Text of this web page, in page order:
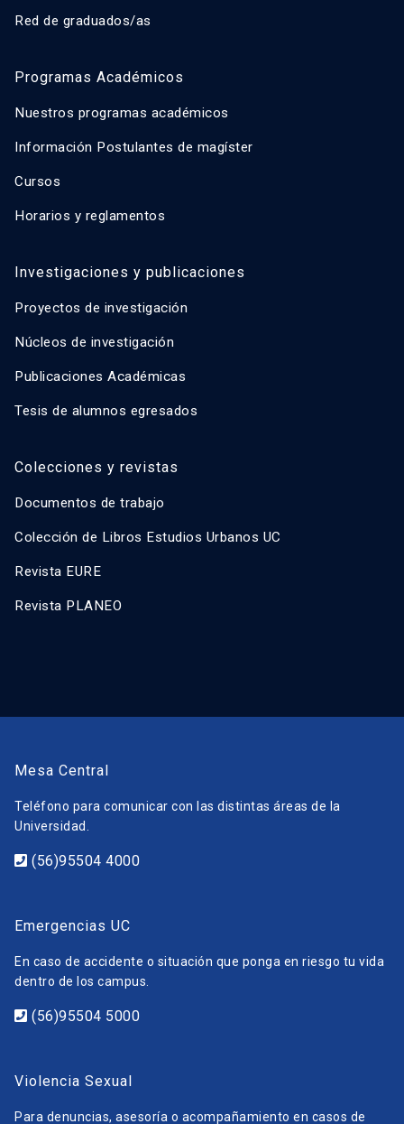
Red de graduados/as
Programas Académicos
Nuestros programas académicos
Información Postulantes de magíster
Cursos
Horarios y reglamentos
Investigaciones y publicaciones
Proyectos de investigación
Núcleos de investigación
Publicaciones Académicas
Tesis de alumnos egresados
Colecciones y revistas
Documentos de trabajo
Colección de Libros Estudios Urbanos UC
Revista EURE
Revista PLANEO
Mesa Central
Teléfono para comunicar con las distintas áreas de la
Universidad.
(56)95504 4000
Emergencias UC
En caso de accidente o situación que ponga en riesgo tu vida
dentro de los campus.
(56)95504 5000
Violencia Sexual
Para denuncias, asesoría o acompañamiento en casos de